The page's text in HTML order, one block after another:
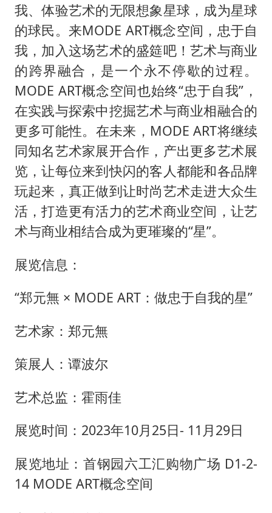
我、体验艺术的无限想象星球，成为星球
的球民。来MODE ART概念空间，忠于自
我，加入这场艺术的盛筵吧！艺术与商业
的跨界融合，是一个永不停歇的过程。
MODE ART概念空间也始终“忠于自我”，
在实践与探索中挖掘艺术与商业相融合的
更多可能性。在未来，MODE ART将继续
同知名艺术家展开合作，产出更多艺术展
览，让每位来到快闪的客人都能和各品牌
玩起来，真正做到让时尚艺术走进大众生
活，打造更有活力的艺术商业空间，让艺
术与商业相结合成为更璀璨的“星”。
展览信息：
“郑元無 × MODE ART：做忠于自我的星”
艺术家：郑元無
策展人：谭波尔
艺术总监：霍雨佳
展览时间：2023年10月25日- 11月29日
展览地址：首钢园六工汇购物广场 D1-2-
14 MODE ART概念空间